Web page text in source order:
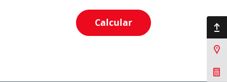
Ir arriba